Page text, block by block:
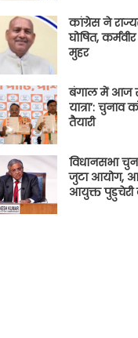
कांग्रेस ने
घोषित,
मुहर
बंगाल में आज से
यात्रा’: चुनाव
तैयारी
विधानसभा
जुटा आयोग,
आयुक्त पुडुचेरी